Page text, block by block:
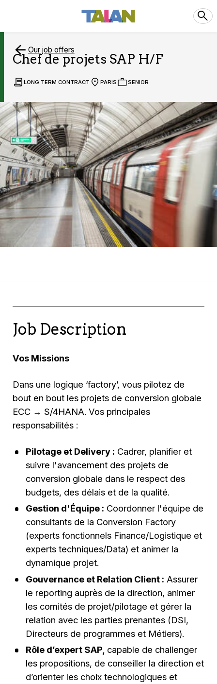
Our job offers
Chef de projets SAP H/F
LONG TERM CONTRACT PARIS SENIOR
Job Description
Vos Missions
Dans une logique ‘factory’, vous pilotez de
bout en bout les projets de conversion globale
ECC → S/4HANA. Vos principales
responsabilités :
Pilotage et Delivery : Cadrer, planifier et
suivre l'avancement des projets de
conversion globale dans le respect des
budgets, des délais et de la qualité.
Gestion d'Équipe : Coordonner l'équipe de
consultants de la Conversion Factory
(experts fonctionnels Finance/Logistique et
experts techniques/Data) et animer la
dynamique projet.
Gouvernance et Relation Client : Assurer
le reporting auprès de la direction, animer
les comités de projet/pilotage et gérer la
relation avec les parties prenantes (DSI,
Directeurs de programmes et Métiers).
Rôle d’expert SAP, capable de challenger
les propositions, de conseiller la direction et
d’orienter les choix technologiques et